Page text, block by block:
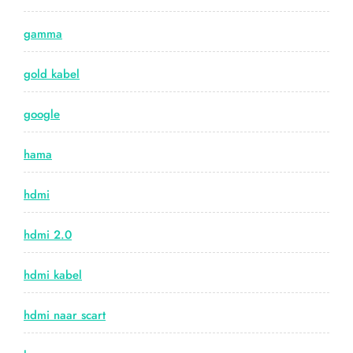
gamma
gold kabel
google
hama
hdmi
hdmi 2.0
hdmi kabel
hdmi naar scart